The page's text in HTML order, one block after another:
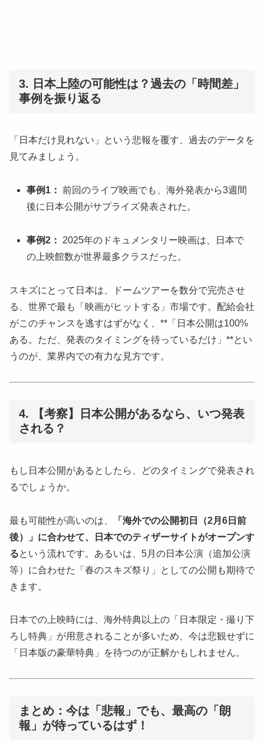
3. 日本上陸の可能性は？過去の「時間差」
事例を振り返る
「日本だけ見れない」という悲報を覆す、過去のデータを
見てみましょう。
事例1： 前回のライブ映画でも、海外発表から3週間
後に日本公開がサプライズ発表された。
事例2：
2025年のドキュメンタリー映画は、日本で
の上映館数が世界最多クラスだった。
スキズにとって日本は、ドームツアーを数分で完売させ
る、世界で最も「映画がヒットする」市場です。配給会社
がこのチャンスを逃すはずがなく、**「日本公開は100%
ある。ただ、発表のタイミングを待っているだけ」**とい
うのが、業界内での有力な見方です。
4. 【考察】日本公開があるなら、いつ発表
される？
もし日本公開があるとしたら、どのタイミングで発表され
るでしょうか。
最も可能性が高いのは、
「海外での公開初日（2月6日前
後）」に合わせて、日本でのティザーサイトがオープンす
るという流れです。あるいは、5月の日本公演（追加公演
等）に合わせた「春のスキズ祭り」としての公開も期待で
きます。
日本での上映時には、海外特典以上の「日本限定・撮り下
ろし特典」が用意されることが多いため、今は悲観せずに
「日本版の豪華特典」を待つのが正解かもしれません。
まとめ：今は「悲報」でも、最高の「朗
報」が待っているはず！